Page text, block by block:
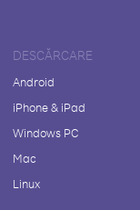
DESCĂRCARE
Android
iPhone & iPad
Windows PC
Mac
Linux